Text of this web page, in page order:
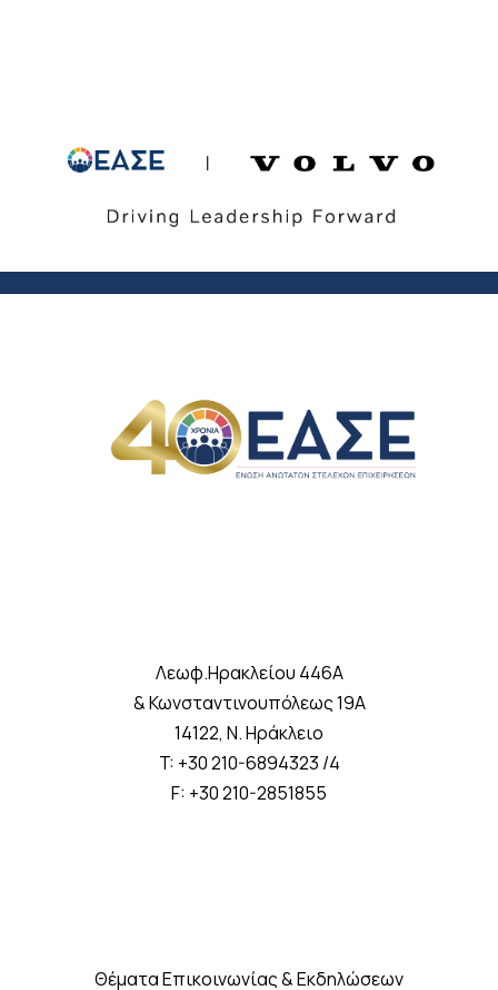
Λεωφ.Ηρακλείου 446A
& Κωνσταντινουπόλεως 19A
14122, Ν. Ηράκλειο
T: +30 210-6894323 /4
F: +30 210-2851855
Θέματα Επικοινωνίας & Εκδηλώσεων